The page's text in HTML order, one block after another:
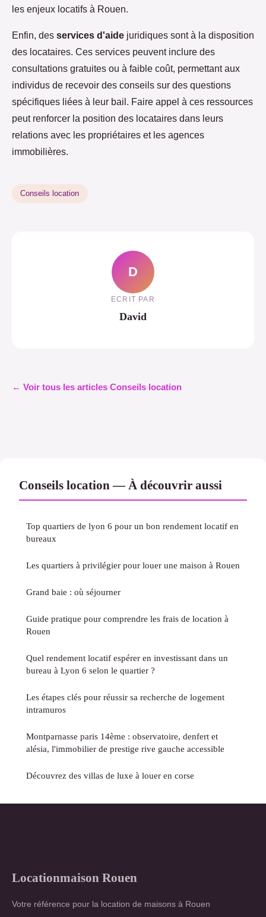
les enjeux locatifs à Rouen.
Enfin, des services d'aide juridiques sont à la disposition
des locataires. Ces services peuvent inclure des
consultations gratuites ou à faible coût, permettant aux
individus de recevoir des conseils sur des questions
spécifiques liées à leur bail. Faire appel à ces ressources
peut renforcer la position des locataires dans leurs
relations avec les propriétaires et les agences
immobilières.
Conseils location
D
ECRIT PAR
David
← Voir tous les articles Conseils location
Conseils location — À découvrir aussi
Top quartiers de lyon 6 pour un bon rendement locatif en
bureaux
Les quartiers à privilégier pour louer une maison à Rouen
Grand baie : où séjourner
Guide pratique pour comprendre les frais de location à
Rouen
Quel rendement locatif espérer en investissant dans un
bureau à Lyon 6 selon le quartier ?
Les étapes clés pour réussir sa recherche de logement
intramuros
Montparnasse paris 14ème : observatoire, denfert et
alésia, l'immobilier de prestige rive gauche accessible
Découvrez des villas de luxe à louer en corse
Locationmaison Rouen
Votre référence pour la location de maisons à Rouen